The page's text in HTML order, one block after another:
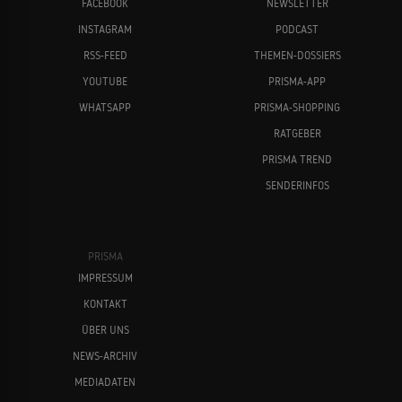
FACEBOOK
INSTAGRAM
RSS-FEED
YOUTUBE
WHATSAPP
NEWSLETTER
PODCAST
THEMEN-DOSSIERS
PRISMA-APP
PRISMA-SHOPPING
RATGEBER
PRISMA TREND
SENDERINFOS
PRISMA
IMPRESSUM
KONTAKT
ÜBER UNS
NEWS-ARCHIV
MEDIADATEN